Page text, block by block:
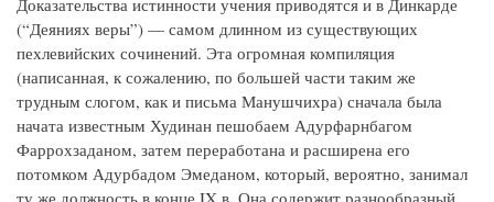
Доказательства истинности учения приводятся и в Динкарде
(“Деяниях веры”) — самом длинном из существующих
пехлевийских сочинений. Эта огромная компиляция
(написанная, к сожалению, по большей части таким же
трудным слогом, как и письма Манушчихра) сначала была
начата известным Худинан пешобаем Адурфарнбагом
Фаррохзаданом, затем переработана и расширена его
потомком Адурбадом Эмеданом, который, вероятно, занимал